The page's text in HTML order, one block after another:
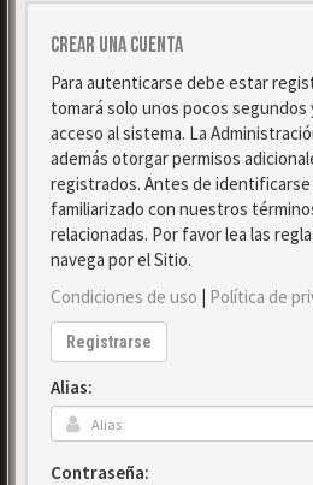
Crear una cuenta
Para autenticarse debe estar
tomará solo unos pocos segundos
acceso al sistema. La
además otorgar permisos
registrados. Antes de
familiarizado con nuestros
relacionadas. Por favor lea las
navega por el Sitio.
Condiciones de uso | Política de
Registrarse
Alias:
Contraseña: